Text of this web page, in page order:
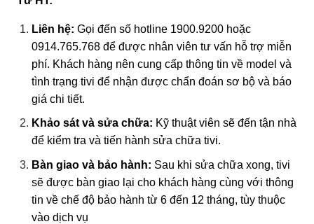
Liên hệ: Gọi đến số hotline 1900.9200 hoặc
0914.765.768 để được nhân viên tư vấn hỗ trợ miễn
phí. Khách hàng nên cung cấp thông tin về model và
tình trạng tivi để nhận được chẩn đoán sơ bộ và báo
giá chi tiết.
Khảo sát và sửa chữa: Kỹ thuật viên sẽ đến tận nhà
để kiểm tra và tiến hành sửa chữa tivi.
Bàn giao và bảo hành: Sau khi sửa chữa xong, tivi
sẽ được bàn giao lại cho khách hàng cùng với thông
tin về chế độ bảo hành từ 6 đến 12 tháng, tùy thuộc
vào dịch vụ